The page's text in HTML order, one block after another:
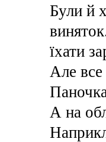
Були й
їхати
Але все
А на